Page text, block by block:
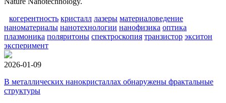
когерентность кристалл лазеры материаловедение
наноматериалы нанотехнологии нанофизика оптика
плазмоника поляритоны спектроскопия транзистор экситон
эксперимент
2026-01-09
В металлических нанокристаллах обнаружены фрактальные
структуры